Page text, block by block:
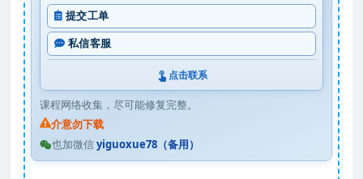
提交工单
私信客服
点击联系
课程网络收集，尽可能修复完整。
介意勿下载
也加微信yiguoxue78（备用）